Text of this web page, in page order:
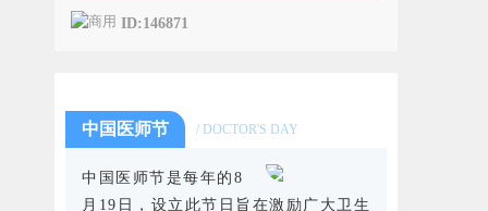
ID:146871
中国医师节 / DOCTOR'S DAY
中国医师节是每年的8
月19日，设立此节日旨在激励广大卫生